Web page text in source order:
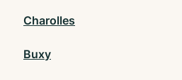
Charolles
Buxy